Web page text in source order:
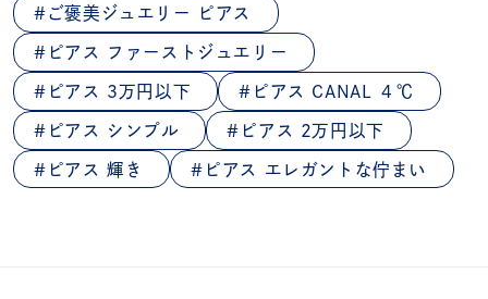
ご褒美ジュエリー ピアス
ピアス ファーストジュエリー
ピアス 3万円以下 ピアス CANAL ４℃
ピアス シンプル ピアス 2万円以下
ピアス 輝き ピアス エレガントな佇まい